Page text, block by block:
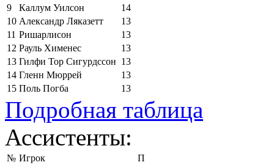
9
Каллум Уилсон
14
10 Александр Ляказетт
13
11 Ришарлисон
13
12 Рауль Хименес
13
13 Гилфи Тор Сигурдссон 13
14 Гленн Мюррей
13
15 Поль Погба 13
Подробная таблица
Ассистенты:
№ Игрок
П